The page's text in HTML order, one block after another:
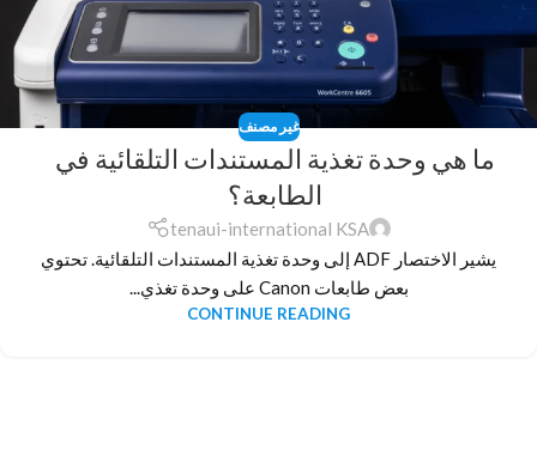
غير مصنف
ما هي وحدة تغذية المستندات التلقائية في
الطابعة؟
tenaui-international KSA
يشير الاختصار ADF إلى وحدة تغذية المستندات التلقائية. تحتوي
بعض طابعات Canon على وحدة تغذي...
CONTINUE READING